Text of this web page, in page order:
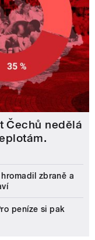
Čechů nedělá
zbraně a
peníze si pak